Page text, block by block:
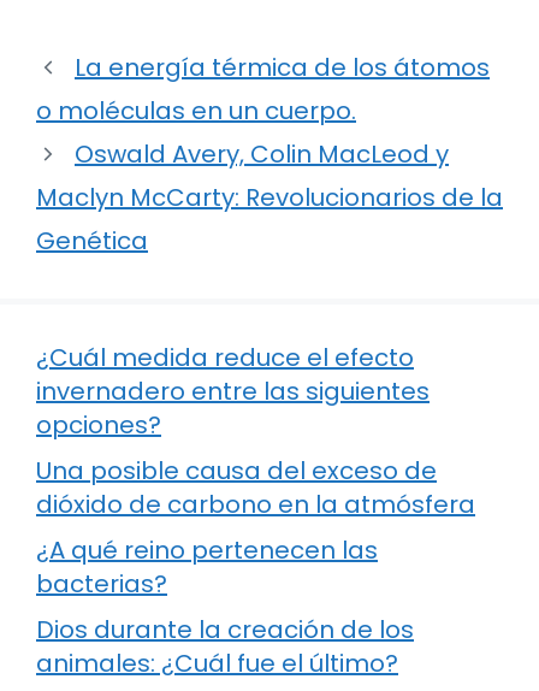
La energía térmica de los átomos
o moléculas en un cuerpo.
Oswald Avery, Colin MacLeod y
Maclyn McCarty: Revolucionarios de la
Genética
¿Cuál medida reduce el efecto
invernadero entre las siguientes
opciones?
Una posible causa del exceso de
dióxido de carbono en la atmósfera
¿A qué reino pertenecen las
bacterias?
Dios durante la creación de los
animales: ¿Cuál fue el último?